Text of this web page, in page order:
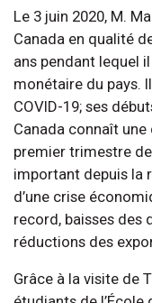
Le 3 juin 2020, M.
Canada en qualité
ans pendant lequel
monétaire du pays.
COVID-19; ses
Canada connaît une
premier trimestre
important depuis la
d’une crise
record, baisses des
réductions des
Grâce à la visite de